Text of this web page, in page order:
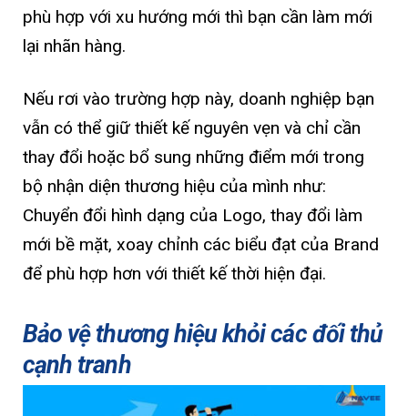
phù hợp với xu hướng mới thì bạn cần làm mới
lại nhãn hàng.
Nếu rơi vào trường hợp này, doanh nghiệp bạn
vẫn có thể giữ thiết kế nguyên vẹn và chỉ cần
thay đổi hoặc bổ sung những điểm mới trong
bộ nhận diện thương hiệu của mình như:
Chuyển đổi hình dạng của Logo, thay đổi làm
mới bề mặt, xoay chỉnh các biểu đạt của Brand
để phù hợp hơn với thiết kế thời hiện đại.
Bảo vệ thương hiệu khỏi các đối thủ
cạnh tranh